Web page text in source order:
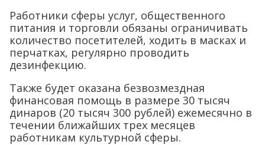
Работники сферы услуг, общественного
питания и торговли обязаны ограничивать
количество посетителей, ходить в масках и
перчатках, регулярно проводить
дезинфекцию.
Также будет оказана безвозмездная
финансовая помощь в размере 30 тысяч
динаров (20 тысяч 300 рублей) ежемесячно в
течении ближайших трех месяцев
работникам культурной сферы.